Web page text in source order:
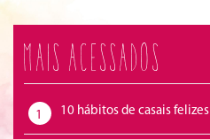
Mais acessados
1 10 hábitos de casais felizes